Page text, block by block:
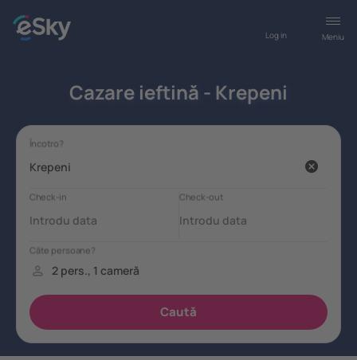
Meniu
Log in
Cazare ieftină - Krepeni